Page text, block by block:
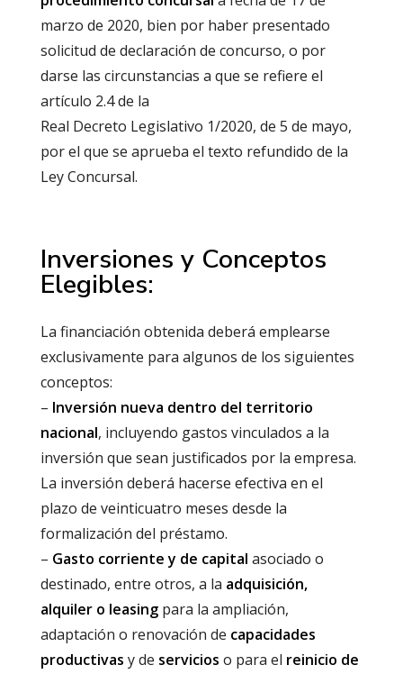
marzo de 2020, bien por haber presentado
solicitud de declaración de concurso, o por
darse las circunstancias a que se refiere el
artículo 2.4 de la
Real Decreto Legislativo 1/2020, de 5 de mayo,
por el que se aprueba el texto refundido de la
Ley Concursal.
Inversiones y Conceptos
Elegibles:
La financiación obtenida deberá emplearse
exclusivamente para algunos de los siguientes
conceptos:
– Inversión nueva dentro del territorio
nacional, incluyendo gastos vinculados a la
inversión que sean justificados por la empresa.
La inversión deberá hacerse efectiva en el
plazo de veinticuatro meses desde la
formalización del préstamo.
– Gasto corriente y de capital asociado o
destinado, entre otros, a la adquisición,
alquiler o leasingpara la ampliación,
adaptación o renovación de capacidades
productivas y de servicios o para el reinicio de